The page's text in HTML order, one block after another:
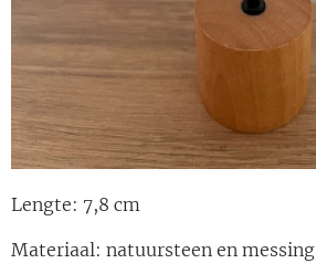
Lengte: 7,8 cm
Materiaal: natuursteen en messing